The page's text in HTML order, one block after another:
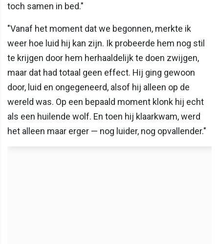
toch samen in bed."
"Vanaf het moment dat we begonnen, merkte ik
weer hoe luid hij kan zijn. Ik probeerde hem nog stil
te krijgen door hem herhaaldelijk te doen zwijgen,
maar dat had totaal geen effect. Hij ging gewoon
door, luid en ongegeneerd, alsof hij alleen op de
wereld was. Op een bepaald moment klonk hij echt
als een huilende wolf. En toen hij klaarkwam, werd
het alleen maar erger — nog luider, nog opvallender."